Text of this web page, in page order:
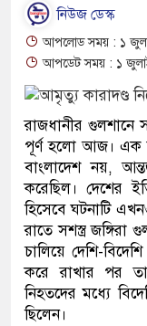
নিউজ ডেস্ক
আপলোড সময় : ১
আপডেট সময় : ১
রাজধানীর গুলশানে
পূর্ণ হলো আজ। এক
বাংলাদেশ নয়,
করেছিল। দেশের
হিসেবে ঘটনাটি
রাতে সশস্ত্র
চালিয়ে দেশি-
করে রাখার পর
নিহতদের মধ্যে
ছিলেন।